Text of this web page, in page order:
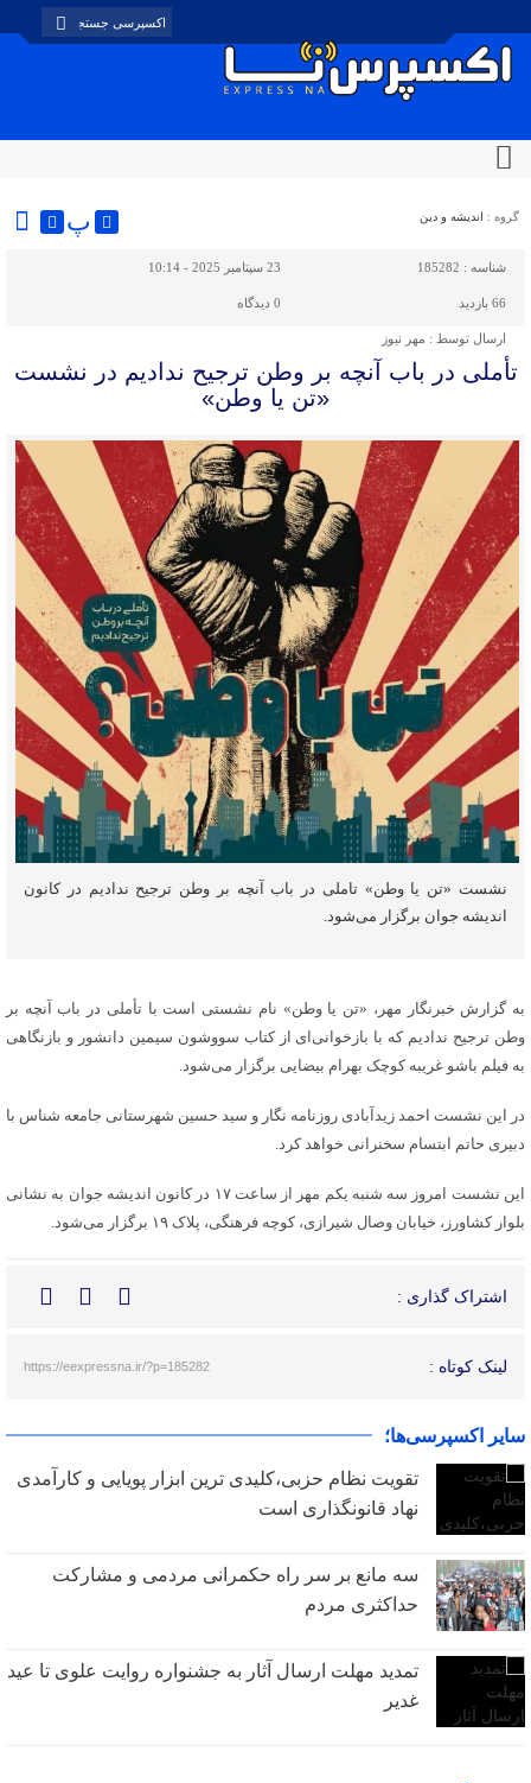
گروه : اندیشه و دین پ
شناسه : 185282 23 سپتامبر 2025 - 10:14
66 بازدید 0 دیدگاه
ارسال توسط : مهر نیوز
تأملی در باب آنچه بر وطن ترجیح ندادیم در نشست
«تن یا وطن»
نشست «تن یا وطن» تاملی در باب آنچه بر وطن ترجیح ندادیم در کانون
اندیشه جوان برگزار می‌شود.
به گزارش خبرنگار مهر، «تن یا وطن» نام نشستی است با تأملی در باب آنچه بر
وطن ترجیح ندادیم که با بازخوانی‌ای از کتاب سووشون سیمین دانشور و بازنگاهی
به فیلم باشو غریبه کوچک بهرام بیضایی برگزار می‌شود.
در این نشست احمد زیدآبادی روزنامه نگار و سید حسین شهرستانی جامعه شناس با
دبیری حاتم ابتسام سخنرانی خواهد کرد.
این نشست امروز سه شنبه یکم مهر از ساعت ۱۷ در کانون اندیشه جوان به نشانی
بلوار کشاورز، خیابان وصال شیرازی، کوچه فرهنگی، پلاک ۱۹ برگزار می‌شود.
اشتراک گذاری :
لینک کوتاه : https://eexpressna.ir/?p=185282
سایر اکسپرسی‌ها؛
تقویت نظام حزبی،کلیدی ترین ابزار پویایی و کارآمدی
نهاد قانونگذاری است
سه مانع بر سر راه حکمرانی مردمی و مشارکت
حداکثری مردم
تمدید مهلت ارسال آثار به جشنواره روایت علوی تا عید
غدیر